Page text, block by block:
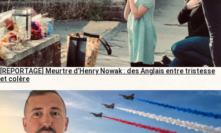
[REPORTAGE] Meurtre d’Henry Nowak : des Anglais entre tristesse
et colère